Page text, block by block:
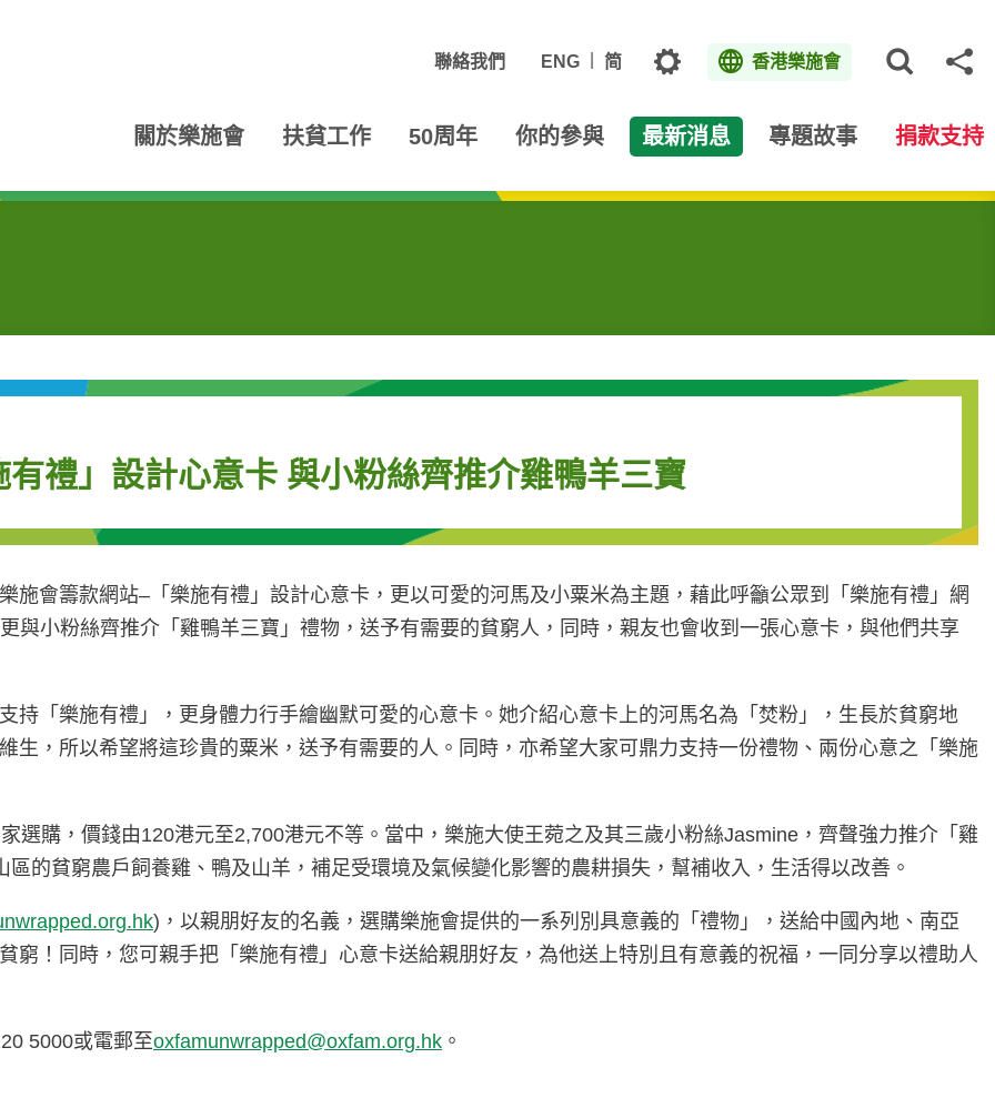
聯絡我們 ENG 简 主題 香港樂施會
關於樂施會 扶貧工作 50周年 你的參與 最新消息 專題故事 捐款支持
禮」設計心意卡 與小粉絲齊推介雞鴨羊三寶
施會籌款網站–「樂施有禮」設計心意卡，更以可愛的河馬及小粟米為主題，藉此呼籲公眾到「樂施有禮」網
與小粉絲齊推介「雞鴨羊三寶」禮物，送予有需要的貧窮人，同時，親友也會收到一張心意卡，與他們共享
持「樂施有禮」，更身體力行手繪幽默可愛的心意卡。她介紹心意卡上的河馬名為「焚粉」，生長於貧窮地
生，所以希望將這珍貴的粟米，送予有需要的人。同時，亦希望大家可鼎力支持一份禮物、兩份心意之「樂施
選購，價錢由120港元至2,700港元不等。當中，樂施大使王菀之及其三歲小粉絲Jasmine，齊聲強力推介「雞
的貧窮農戶飼養雞、鴨及山羊，補足受環境及氣候變化影響的農耕損失，幫補收入，生活得以改善。
)，以親朋好友的名義，選購樂施會提供的一系列別具意義的「禮物」，送給中國內地、南亞
窮！同時，您可親手把「樂施有禮」心意卡送給親朋好友，為他送上特別且有意義的祝福，一同分享以禮助人
5000或電郵至oxfamunwrapped@oxfam.org.hk 。